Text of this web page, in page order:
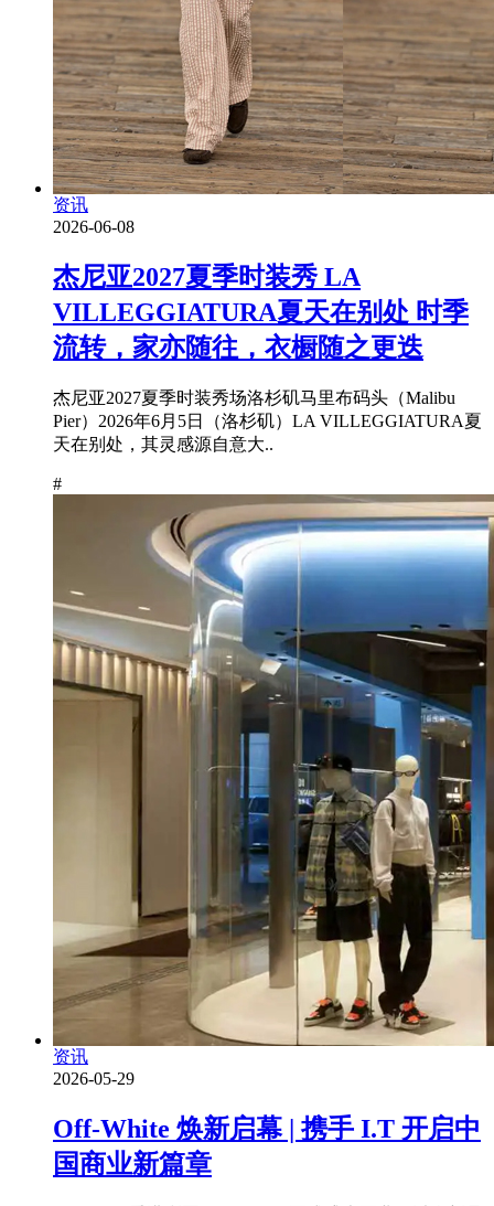
资讯
2026-06-08
杰尼亚2027夏季时装秀 LA
VILLEGGIATURA夏天在别处 时季
流转，家亦随往，衣橱随之更迭
杰尼亚2027夏季时装秀场洛杉矶马里布码头（Malibu
Pier）2026年6月5日（洛杉矶）LA VILLEGGIATURA夏
天在别处，其灵感源自意大..
#
资讯
2026-05-29
Off-White 焕新启幕 | 携手 I.T 开启中
国商业新篇章